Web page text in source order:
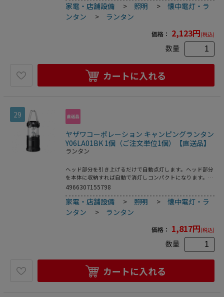
束：ランタン11lm/サーチライト20lm●防水性能：防雨型
IPX3相当●本体質量：210g●カラー：イエロー
家電・店舗設備 > 照明 >懐中電灯・ラ
ンタン
> ランタン
価格： 2,123円(税込)
数量
カートに入れる
29
ヤザワコーポレーション キャンピングランタン
Y06LA01BK 1個（ご注文単位1個）【直送品】
ランタン
ヘッド部分を引き上げるだけで自動点灯します。ヘッド部分
を本体に収納すれば自動で消灯しコンパクトになります。●
光源色：白色LED●使用電池：単3形乾電池×3本(別売)●電
257g●カラー：ブラック
4966307155798
家電・店舗設備 > 照明 >懐中電灯・ラ
ンタン
> ランタン
価格： 1,817円(税込)
数量
カートに入れる